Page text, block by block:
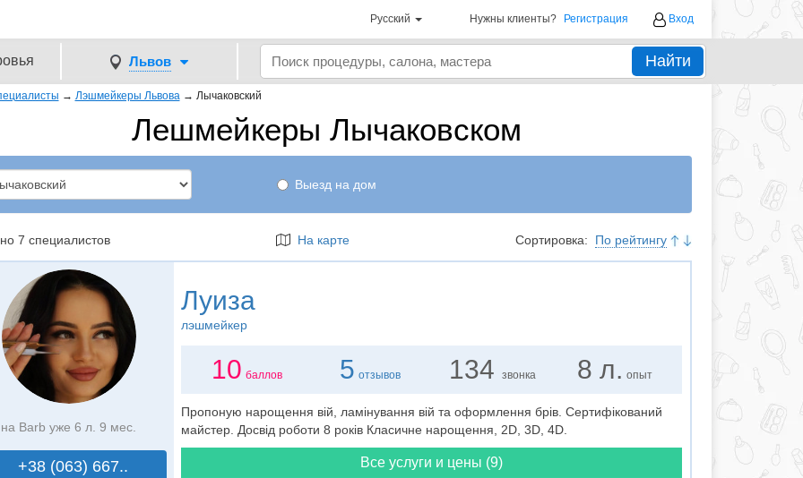
Русский Нужны клиенты? Регистрация Вход
Львов Найти
→ Лэшмейкеры Львова → Лычаковский
Лешмейкеры Лычаковском
Выезд на дом
7 специалистов На карте Сортировка: По рейтингу
на Barb уже 6 л. 9 мес.
+38 (063) 667..
Луиза
лэшмейкер
10 баллов 5 отзывов 134 звонка 8 л. опыт
Пропоную нарощення вій, ламінування вій та оформлення брів. Сертифікований
майстер. Досвід роботи 8 років Класичне нарощення, 2D, 3D, 4D.
Все услуги и цены (9)